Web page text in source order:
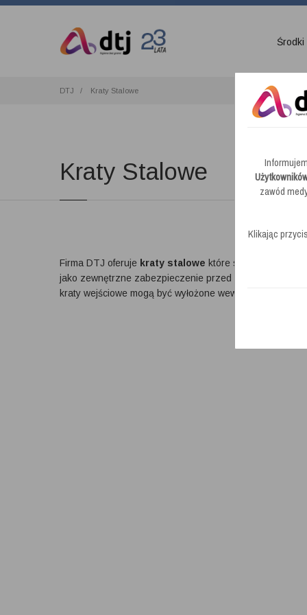
DTJ Kraty Stalowe
Kraty Stalowe
Firma DTJ oferuje kraty stalowe które stanowią
jako zewnętrzne zabezpieczenie przed poślizgnięciem
kraty wejściowe mogą być wyłożone wewnątrz budynku
zawód
Klikając